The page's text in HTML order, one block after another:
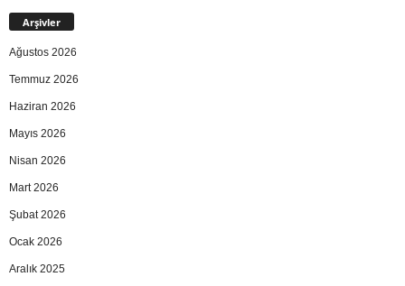
Arşivler
Ağustos 2026
Temmuz 2026
Haziran 2026
Mayıs 2026
Nisan 2026
Mart 2026
Şubat 2026
Ocak 2026
Aralık 2025